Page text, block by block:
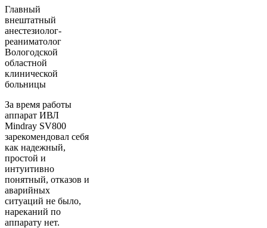
Главный
внештатный
анестезиолог-
реаниматолог
Вологодской
областной
клинической
больницы
За время работы
аппарат ИВЛ
Mindray SV800
зарекомендовал себя
как надежный,
простой и
интуитивно
понятный, отказов и
аварийных
ситуаций не было,
нареканий по
аппарату нет.